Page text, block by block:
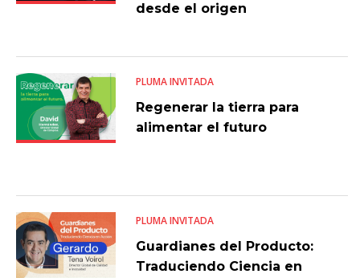
desde el origen
PLUMA INVITADA
Regenerar la tierra para
alimentar el futuro
PLUMA INVITADA
Guardianes del Producto:
Traduciendo Ciencia en